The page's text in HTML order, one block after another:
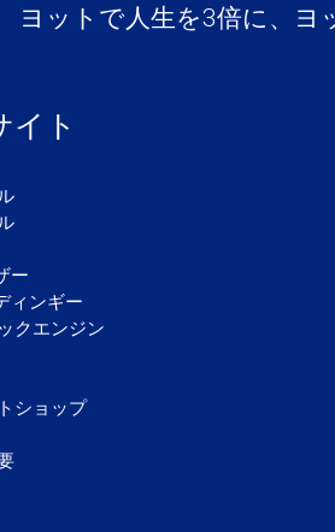
ヨットで人生を3倍に、ヨ
イト
ー
ィンギー
クエンジン
ショップ